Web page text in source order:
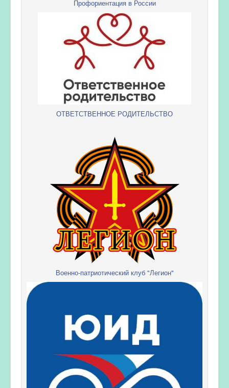
Профориентация в России
ОТВЕТСТВЕННОЕ РОДИТЕЛЬСТВО
Военно-патриотический клуб "Легион"